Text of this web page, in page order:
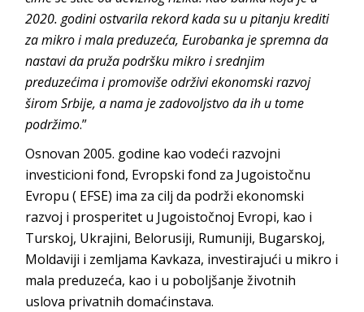
2020. godini ostvarila rekord kada su u pitanju krediti
za mikro i mala preduzeća, Eurobanka je spremna da
nastavi da pruža podršku mikro i srednjim
preduzećima i promoviše održivi ekonomski razvoj
širom Srbije, a nama je zadovoljstvo da ih u tome
podržimo.”
Osnovan 2005. godine kao vodeći razvojni
investicioni fond, Evropski fond za Jugoistočnu
Evropu ( EFSE) ima za cilj da podrži ekonomski
razvoj i prosperitet u Jugoistočnoj Evropi, kao i
Turskoj, Ukrajini, Belorusiji, Rumuniji, Bugarskoj,
Moldaviji i zemljama Kavkaza, investirajući u mikro i
mala preduzeća, kao i u poboljšanje životnih
uslova privatnih domaćinstava.